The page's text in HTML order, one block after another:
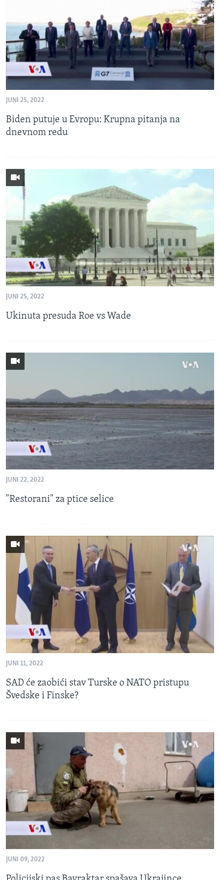
O GLASU AMERIKE
Learning English
PRATITE NAS
Jezici
JUNI 25, 2022
Biden putuje u Evropu: Krupna pitanja na
dnevnom redu
JUNI 25, 2022
Ukinuta presuda Roe vs Wade
JUNI 22, 2022
"Restorani" za ptice selice
JUNI 11, 2022
SAD će zaobići stav Turske o NATO pristupu
Švedske i Finske?
JUNI 09, 2022